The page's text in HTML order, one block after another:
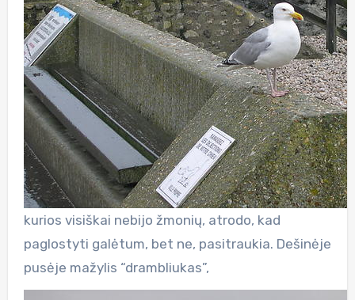
kurios visiškai nebijo žmonių, atrodo, kad
paglostyti galėtum, bet ne, pasitraukia. Dešinėje
pusėje mažylis “drambliukas”,